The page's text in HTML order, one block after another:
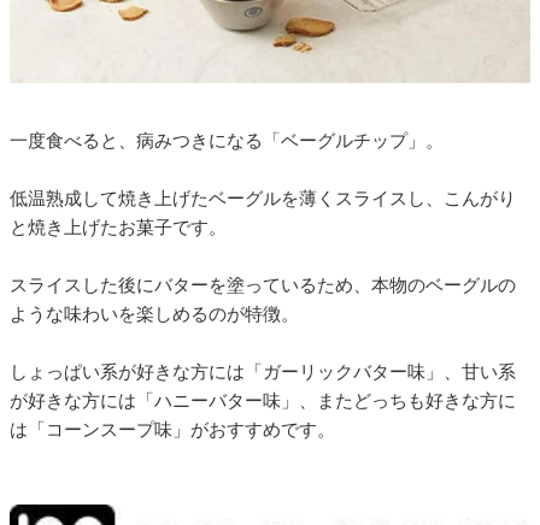
一度食べると、病みつきになる「ベーグルチップ」。
低温熟成して焼き上げたベーグルを薄くスライスし、こんがり
と焼き上げたお菓子です。
スライスした後にバターを塗っているため、本物のベーグルの
ような味わいを楽しめるのが特徴。
しょっぱい系が好きな方には「ガーリックバター味」、甘い系
が好きな方には「ハニーバター味」、またどっちも好きな方に
は「コーンスープ味」がおすすめです。